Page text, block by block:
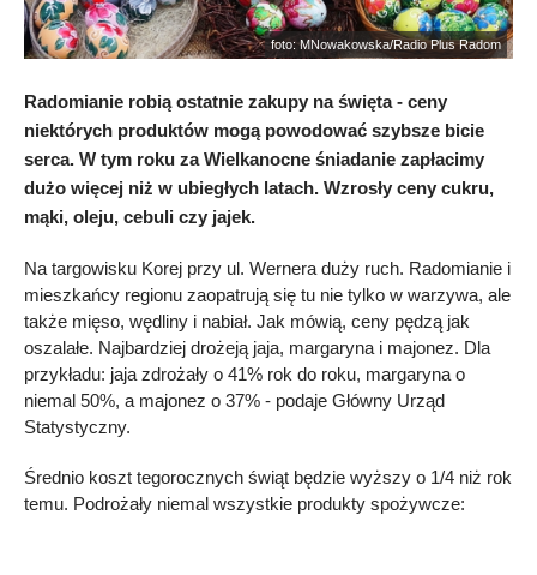
foto: MNowakowska/Radio Plus Radom
Radomianie robią ostatnie zakupy na święta - ceny
niektórych produktów mogą powodować szybsze bicie
serca. W tym roku za Wielkanocne śniadanie zapłacimy
dużo więcej niż w ubiegłych latach. Wzrosły ceny cukru,
mąki, oleju, cebuli czy jajek.
Na targowisku Korej przy ul. Wernera duży ruch. Radomianie i
mieszkańcy regionu zaopatrują się tu nie tylko w warzywa, ale
także mięso, wędliny i nabiał. Jak mówią, ceny pędzą jak
oszalałe. Najbardziej drożeją jaja, margaryna i majonez. Dla
przykładu: jaja zdrożały o 41% rok do roku, margaryna o
niemal 50%, a majonez o 37% - podaje Główny Urząd
Statystyczny.
Średnio koszt tegorocznych świąt będzie wyższy o 1/4 niż rok
temu. Podrożały niemal wszystkie produkty spożywcze: